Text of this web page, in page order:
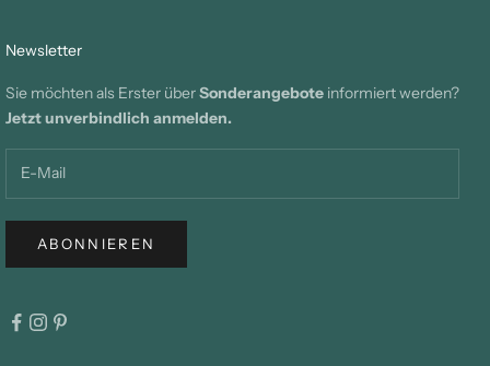
Newsletter
Sie möchten als Erster überSonderangebote informiert werden?
Jetzt unverbindlich anmelden.
ABONNIEREN